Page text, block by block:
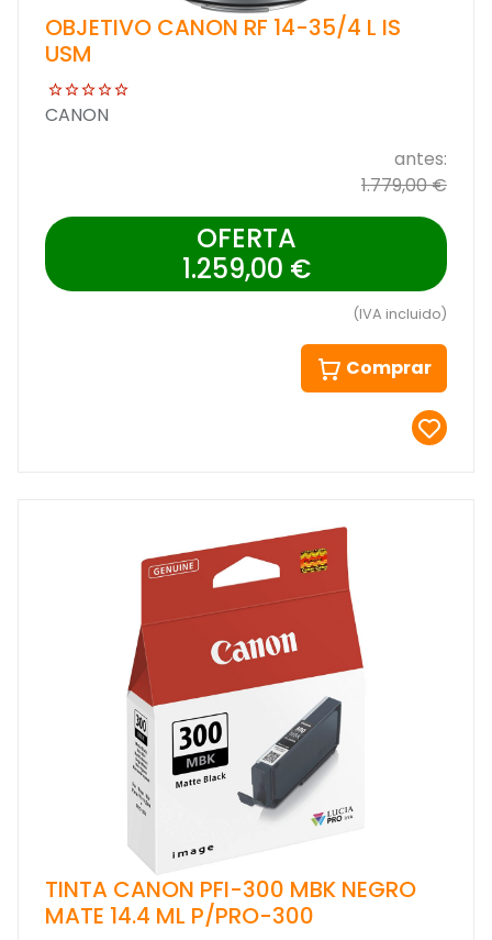
OBJETIVO CANON RF 14-35/4 L IS
USM
CANON
antes:
1.779,00 €
OFERTA
1.259,00 €
(IVA incluido)
Comprar
TINTA CANON PFI-300 MBK NEGRO
MATE 14.4 ML P/PRO-300